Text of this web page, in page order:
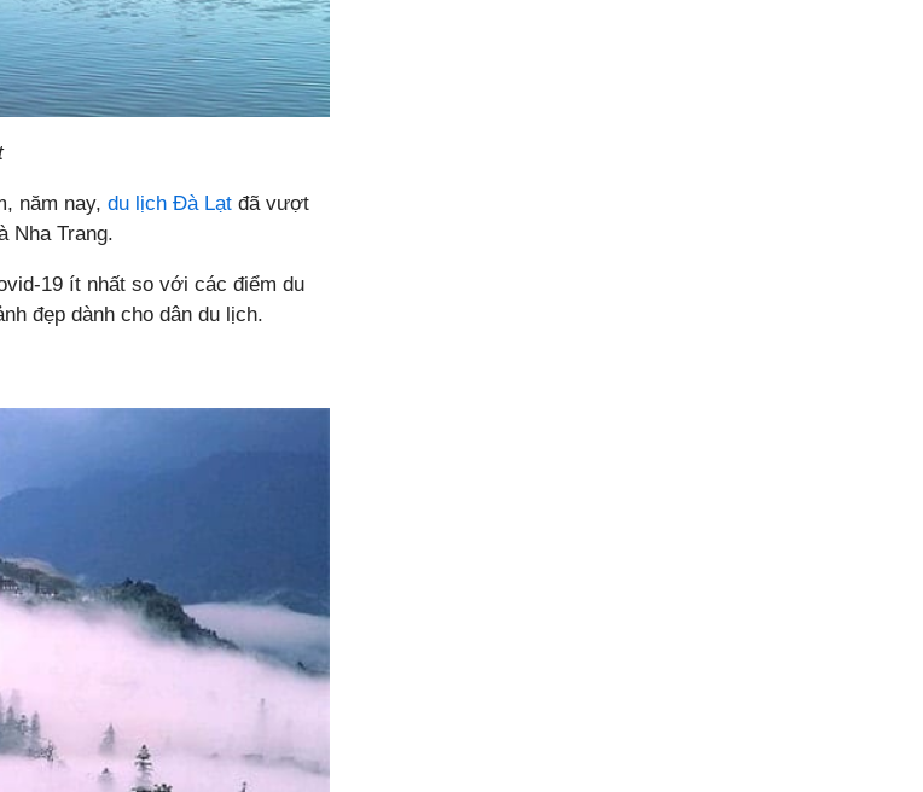
năm nay, du lịch Đà Lạt đã vượt
Nha Trang.
19 ít nhất so với các điểm du
đẹp dành cho dân du lịch.